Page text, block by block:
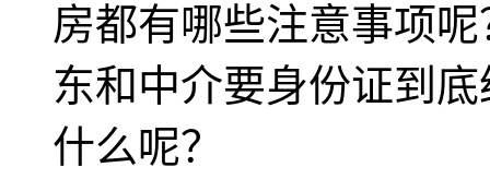
房都有哪些注意事项
东和中介要身份证到
什么呢？